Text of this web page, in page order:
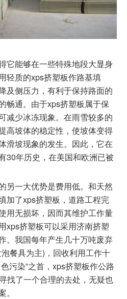
能够在一些特殊地段大显身
轻质的xps挤塑板作路基填
及侧压力，有利于保持路面的
畅通。由于xps挤塑板属于保
减少冰冻现象。在雨雪较多的
高坡体的稳定性，使坡体变得
滑坡现象的发生。因此，它在
30年历史，在美国和欧洲已被
一大优势是费用低。和天然
加了xps挤塑板，道路工程完
用无损坏，因而其维护工作量
xps挤塑板可以采用济南挤塑
。我国每年产生几十万吨废弃
餐具为主)，回收利用工作十
污染”之首，xps挤塑板作公路
找了一个合理的去处，无疑也